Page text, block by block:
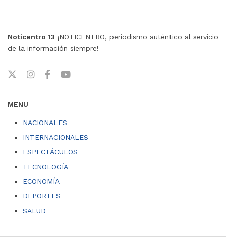
Noticentro 13 ¡NOTICENTRO, periodismo auténtico al servicio
de la información siempre!
MENU
NACIONALES
INTERNACIONALES
ESPECTÁCULOS
TECNOLOGÍA
ECONOMÍA
DEPORTES
SALUD